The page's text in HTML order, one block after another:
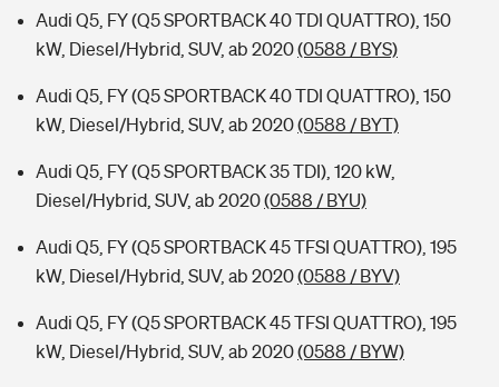
Audi Q5, FY (Q5 SPORTBACK 40 TDI QUATTRO), 150
kW, Diesel/Hybrid, SUV, ab 2020(0588 / BYS)
Audi Q5, FY (Q5 SPORTBACK 40 TDI QUATTRO), 150
kW, Diesel/Hybrid, SUV, ab 2020(0588 / BYT)
Audi Q5, FY (Q5 SPORTBACK 35 TDI), 120 kW,
Diesel/Hybrid, SUV, ab 2020(0588 / BYU)
Audi Q5, FY (Q5 SPORTBACK 45 TFSI QUATTRO), 195
kW, Diesel/Hybrid, SUV, ab 2020(0588 / BYV)
Audi Q5, FY (Q5 SPORTBACK 45 TFSI QUATTRO), 195
kW, Diesel/Hybrid, SUV, ab 2020(0588 / BYW)